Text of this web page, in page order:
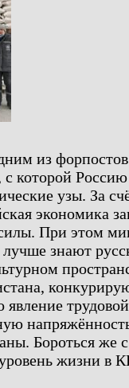
из
которой
узы. За
экономика
При этом
знают
Бороться же
жизни в